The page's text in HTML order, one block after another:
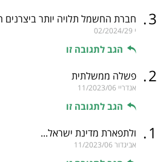
3
. חברת החשמל תלויה יותר ביצרנים
י 02/2024/29
הגב לתגובה זו
2
. פשלה ממשלתית
אנדריי 11/2023/06
הגב לתגובה זו
1
. ולתפארת מדינת ישראל...
אביגדור 11/2023/06